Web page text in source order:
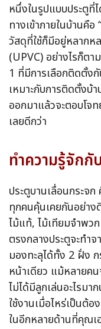
หนึ่งในรูปแบบประตูที่
ทางเข้าภายในบ้านคือ
วัสดุที่ใช้ก็มีอยู่หลากห
(UPVC) อย่างไรก็ตา
1 ที่มีการเลือกติดตั้ง
เหมาะกับการติดตั้งบ้
ออกมาแล้วจะตอบโจ
เลยดีกว่า
ทำความรู้จักกั
ประตูบานเลื่อนกระจ
ทุกคนคุ้นเคยกันอย่าง
ไม้แท้, ไม้เทียมจำพว
ตรงกลางประตูจะทำ
มองทะลุได้ทั้ง 2 ฝั่ง
หน้าเดียว แม้หลายค
ไม่ได้มีลูกเล่นอะไรม
ใช้งานเมื่อไหร่เป็นต้
ในอีกหลายด้านที่คุณเ